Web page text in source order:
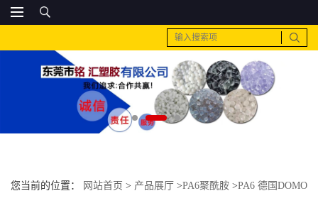
您当前的位置： 网站首页 > 产品展厅 >PA6聚酰胺 >PA6 德国DOMO